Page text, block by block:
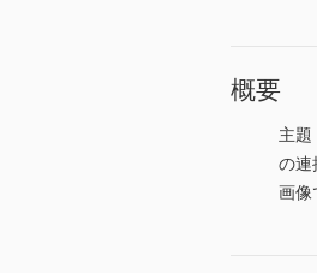
概要
主
の連
画像